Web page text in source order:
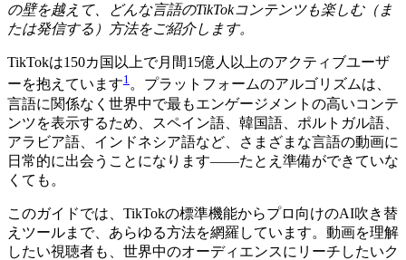
の壁を越えて、どんな言語のTikTokコンテンツも楽しむ（ま
たは発信する）方法をご紹介します。
TikTokは150カ国以上で月間15億人以上のアクティブユーザ
ーを抱えています1。プラットフォームのアルゴリズムは、
言語に関係なく世界中で最もエンゲージメントの高いコンテ
ンツを表示するため、スペイン語、韓国語、ポルトガル語、
アラビア語、インドネシア語など、さまざまな言語の動画に
日常的に出会うことになります——たとえ準備ができていな
くても。
このガイドでは、TikTokの標準機能からプロ向けのAI吹き替
えツールまで、あらゆる方法を網羅しています。動画を理解
したい視聴者も、世界中のオーディエンスにリーチしたいク